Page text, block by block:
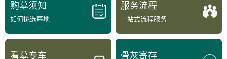
购墓须知
如何挑选墓地
服务流程
一站式流程服务
看墓专车 骨灰寄存